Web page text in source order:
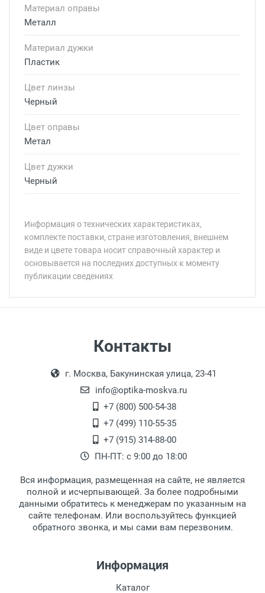
Материал оправы
Металл
Материал дужки
Пластик
Цвет линзы
Черный
Цвет оправы
Метал
Цвет дужки
Черный
Информация о технических характеристиках,
комплекте поставки, стране изготовления, внешнем
виде и цвете товара носит справочный характер и
основывается на последних доступных к моменту
публикации сведениях
Самовывоз.
Оплата товара производится
наличными непосредственно на пункте
выдачи товара.
Перечисление средств на расчетный счет.
18:00, по субботам с 11:00 до 15:00, в
офисе по адресу: г. Москва,
Переведеновский переулок 17, корпус 1,
второй этаж, тел. +7 (499) 110-55-35.
После того, как заказ поступает в пункт
выдачи, наш менеджер связывается с
клиентом и оповещает о поступлении
Для получения товара при себе
обязательно иметь паспорт.
Заказ необходимо забрать в течение 3
рабочих дней с момента поступления на
дополнительных расходов за хранение
Контакты
г. Москва, Бакунинская улица, 23-41
info@optika-moskva.ru
+7 (800) 500-54-38
+7 (499) 110-55-35
+7 (915) 314-88-00
ПН-ПТ: с 9:00 до 18:00
Вся информация, размещенная на сайте, не является
полной и исчерпывающей. За более подробными
данными обратитесь к менеджерам по указанным на
сайте телефонам. Или воспользуйтесь функцией
обратного звонка, и мы сами вам перезвоним.
Информация
Каталог